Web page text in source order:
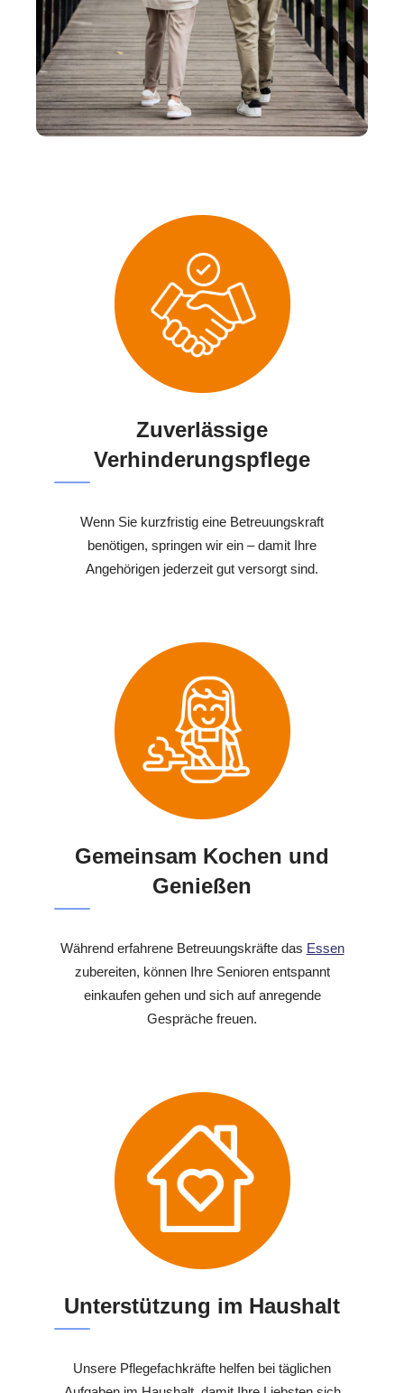
Zuverlässige
Verhinderungspflege
Wenn Sie kurzfristig eine Betreuungskraft
benötigen, springen wir ein – damit Ihre
Angehörigen jederzeit gut versorgt sind.
Gemeinsam Kochen und
Genießen
Während erfahrene Betreuungskräfte das Essen
zubereiten, können Ihre Senioren entspannt
einkaufen gehen und sich auf anregende
Gespräche freuen.
Unterstützung im Haushalt
Unsere Pflegefachkräfte helfen bei täglichen